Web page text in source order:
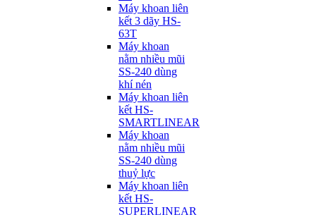
Máy khoan liên
kết 3 dãy HS-
63T
Máy khoan
nằm nhiều mũi
SS-240 dùng
khí nén
Máy khoan liên
kết HS-
SMARTLINEAR
Máy khoan
nằm nhiều mũi
SS-240 dùng
thuỷ lực
Máy khoan liên
kết HS-
SUPERLINEAR